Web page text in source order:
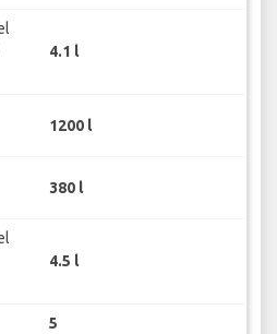
4.1 l
1200 l
380 l
4.5 l
5